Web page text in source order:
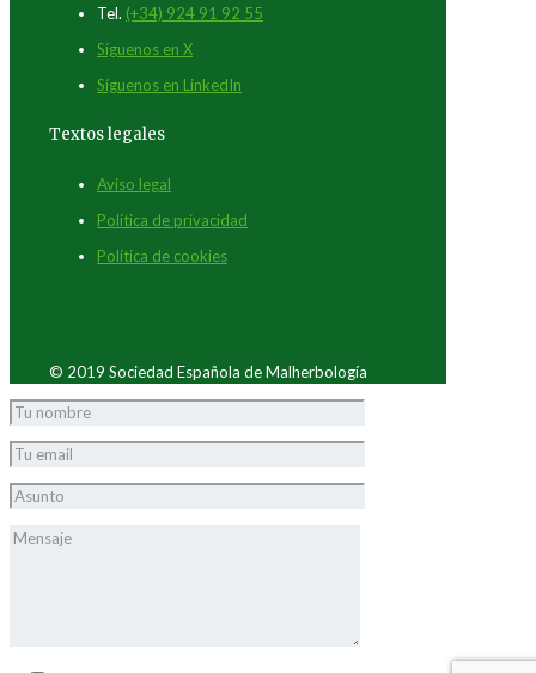
Tel. (+34) 924 91 92 55
Síguenos en X
Síguenos en LinkedIn
Textos legales
Aviso legal
Política de privacidad
Política de cookies
© 2019 Sociedad Española de Malherbología